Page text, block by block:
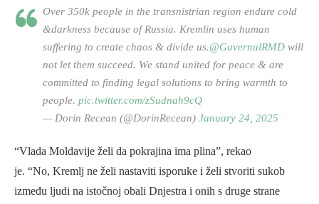
Over 350k people in the transnistrian region endure cold
&darkness because of Russia. Kremlin uses human
suffering to create chaos & divide us.@GuvernulRMD will
not let them succeed. We stand united for peace & are
committed to finding legal solutions to bring warmth to
people. pic.twitter.com/zSudnah9cQ
— Dorin Recean (@DorinRecean) January 24, 2025
“Vlada Moldavije želi da pokrajina ima plina”, rekao
je. “No, Kremlj ne želi nastaviti isporuke i želi stvoriti sukob
između ljudi na istočnoj obali Dnjestra i onih s druge strane